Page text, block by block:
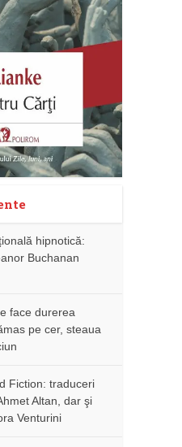
hipnotică:
Buchanan
face durerea
pe cer, steaua
Fiction: traduceri
Altan, dar şi
Venturini